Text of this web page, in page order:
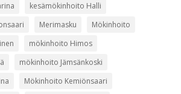
kesämökinhoito Halli
Merimasku
Mökinhoito
mökinhoito Himos
mökinhoito Jämsänkoski
Mökinhoito Kemiönsaari